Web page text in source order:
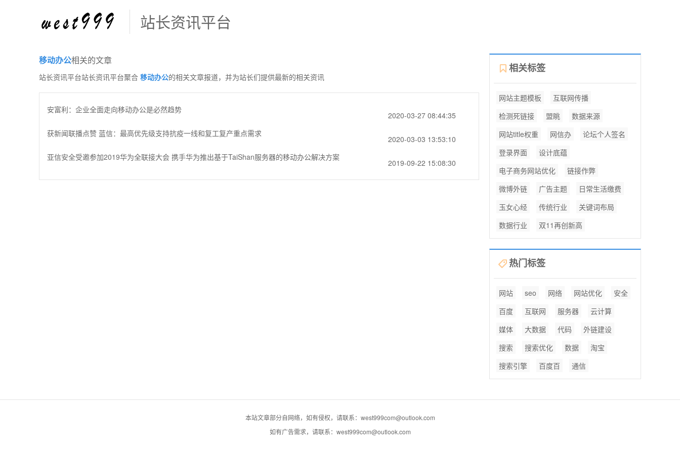
站长资讯平台
移动办公相关的文章
站长资讯平台站长资讯平台聚合 移动办公的相关文章报道，并为站长们提供最新的相关资讯
安富利：企业全面走向移动办公是必然趋势
2020-03-27 08:44:35
获新闻联播点赞 蓝信：最高优先级支持抗疫一线和复工复产重点需求
2020-03-03 13:53:10
亚信安全受邀参加2019华为全联接大会 携手华为推出基于TaiShan服务器的移动办公解决方案
2019-09-22 15:08:30
相关标签
网站主题模板
互联网传播
检测死链接
盟眺
数据来源
网站title权重
网信办
论坛个人签名
登录界面
设计底蕴
电子商务网站优化
链接作弊
微博外链
广告主题
日常生活缴费
玉女心经
传统行业
关键词布局
数据行业
双11再创新高
热门标签
网站 seo 网络 网站优化
安全
百度
互联网 服务器
云计算
媒体
大数据 代码
外链建设
搜索
搜索优化 数据
淘宝
搜索引擎
百度百 通信
本站文章部分自网络，如有侵权，请联系：west999com@outlook.com
如有广告需求，请联系：west999com@outlook.com